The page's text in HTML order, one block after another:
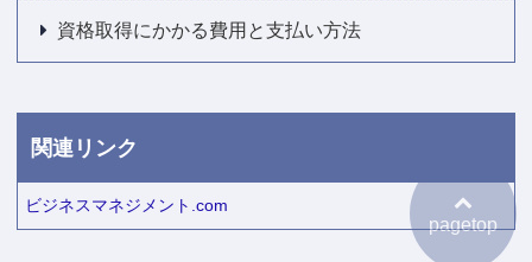
資格取得にかかる費用と支払い方法
関連リンク
ビジネスマネジメント.com
pagetop